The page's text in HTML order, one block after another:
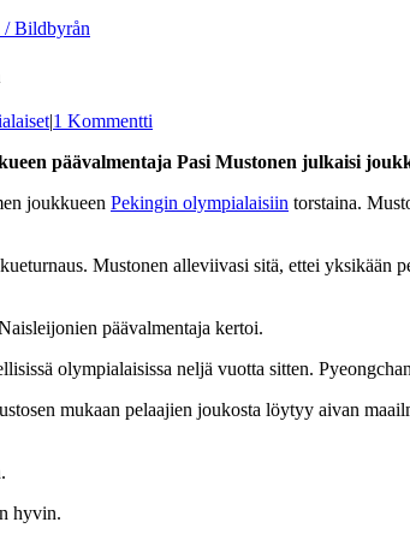
/ Bildbyrån
|1 Kommentti
päävalmentaja Pasi Mustonen julkaisi
joukkueen Pekingin olympialaisiin torstaina.
Mustonen alleviivasi sitä, ettei yksikään
päävalmentaja kertoi.
olympialaisissa neljä vuotta sitten.
mukaan pelaajien joukosta löytyy aivan
hyvin.